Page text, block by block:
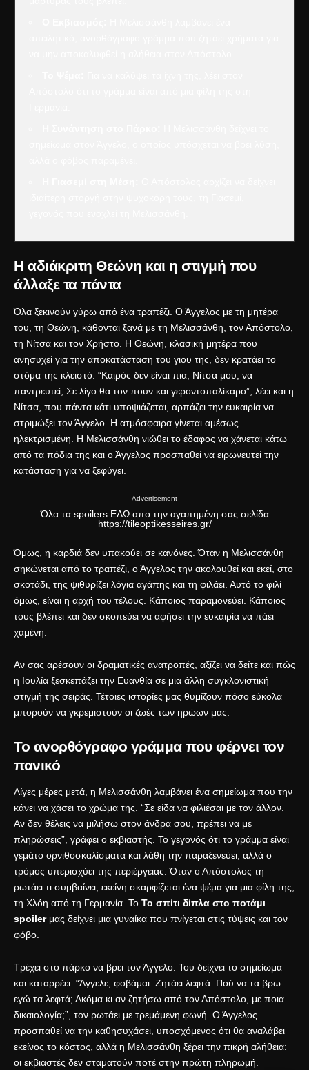
Η αδιάκριτη Θεώνη και η στιγμή που
άλλαξε τα πάντα
Όλα ξεκινούν γύρω από ένα τραπέζι. Ο Άγγελος με τη μητέρα
του, τη Θεώνη, κάθονται ξανά με τη Μελισσάνθη, τον Απόστολο,
τη Νίτσα και τον Χρήστο. Η Θεώνη, κλασική μητέρα που
ανησυχεί για την αποκατάσταση του γιου της, δεν κρατάει το
στόμα της κλειστό. “Καιρός δεν είναι πια, Νίτσα μου, να
παντρευτεί; Σε λίγο θα τον πουν και γεροντοπαλίκαρο”, λέει και η
Νίτσα, που πάντα κάτι υποψιάζεται, αρπάζει την ευκαιρία να
στριμώξει τον Άγγελο. Η ατμόσφαιρα γίνεται αμέσως
ηλεκτρισμένη. Η Μελισσάνθη νιώθει το έδαφος να χάνεται κάτω
από τα πόδια της και ο Άγγελος προσπαθεί να ειρωνευτεί την
κατάσταση για να ξεφύγει.
- Advertisement -
Όλα τα spoilers ΕΔΩαπο την αγαπημένη σας σελίδα
https://tileoptikesseires.gr/
Όμως, η καρδιά δεν υπακούει σε κανόνες. Όταν η Μελισσάνθη
σηκώνεται από το τραπέζι, ο Άγγελος την ακολουθεί και εκεί, στο
σκοτάδι, της ψιθυρίζει λόγια αγάπης και τη φιλάει. Αυτό το φιλί
όμως, είναι η αρχή του τέλους. Κάποιος παραμονεύει. Κάποιος
τους βλέπει και δεν σκοπεύει να αφήσει την ευκαιρία να πάει
χαμένη.
Αν σας αρέσουν οι δραματικές ανατροπές, αξίζει να δείτε και πώς
η Ιουλία ξεσκεπάζει την Ευανθία σε μια άλλη συγκλονιστική
στιγμή της σειράς. Τέτοιες ιστορίες μας θυμίζουν πόσο εύκολα
μπορούν να γκρεμιστούν οι ζωές των ηρώων μας.
Το ανορθόγραφο γράμμα που φέρνει τον
πανικό
Λίγες μέρες μετά, η Μελισσάνθη λαμβάνει ένα σημείωμα που την
κάνει να χάσει το χρώμα της. “Σε είδα να φιλιέσαι με τον άλλον.
Αν δεν θέλεις να μιλήσω στον άνδρα σου, πρέπει να με
πληρώσεις”, γράφει ο εκβιαστής. Το γεγονός ότι το γράμμα είναι
γεμάτο ορνιθοσκαλίσματα και λάθη την παραξενεύει, αλλά ο
τρόμος υπερισχύει της περιέργειας. Όταν ο Απόστολος τη
ρωτάει τι συμβαίνει, εκείνη σκαρφίζεται ένα ψέμα για μια φίλη της,
τη Χλόη από τη Γερμανία. Το Το σπίτι δίπλα στο ποτάμι
spoilerμας δείχνει μια γυναίκα που πνίγεται στις τύψεις και τον
φόβο.
Τρέχει στο πάρκο να βρει τον Άγγελο. Του δείχνει το σημείωμα
και καταρρέει. “Άγγελε, φοβάμαι. Ζητάει λεφτά. Πού να τα βρω
εγώ τα λεφτά; Ακόμα κι αν ζητήσω από τον Απόστολο, με ποια
δικαιολογία;”, τον ρωτάει με τρεμάμενη φωνή. Ο Άγγελος
προσπαθεί να την καθησυχάσει, υποσχόμενος ότι θα αναλάβει
εκείνος το κόστος, αλλά η Μελισσάνθη ξέρει την πικρή αλήθεια:
οι εκβιαστές δεν σταματούν ποτέ στην πρώτη πληρωμή.